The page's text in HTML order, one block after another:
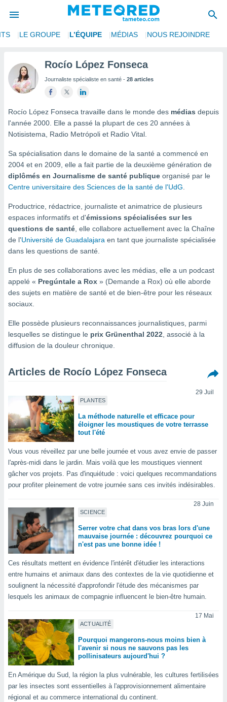
de
a
des
Vous
en
les
et
des
de très
sur
»,
au
de
qu'ils
ou
de
le
un
la
du
en
ACCEPTER
ET
PARAMÈTRES
LE GROUPE L’ÉQUIPE MÉDIAS NOUS REJOINDRE
Rocío López Fonseca
Journaliste spécialiste en santé - 28 articles
Rocío López Fonseca travaille dans le monde des médias depuis
l'année 2000. Elle a passé la plupart de ces 20 années à
Notisistema, Radio Metrópoli et Radio Vital.
Sa spécialisation dans le domaine de la santé a commencé en
2004 et en 2009, elle a fait partie de la deuxième génération de
diplômés en Journalisme de santé publique organisé par le
Centre universitaire des Sciences de la santé de l'UdG.
Productrice, rédactrice, journaliste et animatrice de plusieurs
espaces informatifs et d'émissions spécialisées sur les
questions de santé, elle collabore actuellement avec la Chaîne
de l'Université de Guadalajara en tant que journaliste spécialisée
dans les questions de santé.
En plus de ses collaborations avec les médias, elle a un podcast
appelé « Pregúntale a Rox » (Demande a Rox) où elle aborde
des sujets en matière de santé et de bien-être pour les réseaux
sociaux.
Elle possède plusieurs reconnaissances journalistiques, parmi
lesquelles se distingue le prix Grünenthal 2022, associé à la
diffusion de la douleur chronique.
Articles de Rocío López Fonseca
PLANTES
29 Juil
La méthode naturelle et efficace pour
éloigner les moustiques de votre terrasse
tout l'été
Vous vous réveillez par une belle journée et vous avez envie de passer
l'après-midi dans le jardin. Mais voilà que les moustiques viennent
gâcher vos projets. Pas d'inquiétude : voici quelques recommandations
pour profiter pleinement de votre journée sans ces invités indésirables.
SCIENCE
28 Juin
Serrer votre chat dans vos bras lors d'une
mauvaise journée : découvrez pourquoi ce
n'est pas une bonne idée !
Ces résultats mettent en évidence l'intérêt d'étudier les interactions
entre humains et animaux dans des contextes de la vie quotidienne et
soulignent la nécessité d'approfondir l'étude des mécanismes par
lesquels les animaux de compagnie influencent le bien-être humain.
ACTUALITÉ
17 Mai
Pourquoi mangerons-nous moins bien à
l'avenir si nous ne sauvons pas les
pollinisateurs aujourd'hui ?
En Amérique du Sud, la région la plus vulnérable, les cultures fertilisées
par les insectes sont essentielles à l'approvisionnement alimentaire
régional et au commerce international du continent.